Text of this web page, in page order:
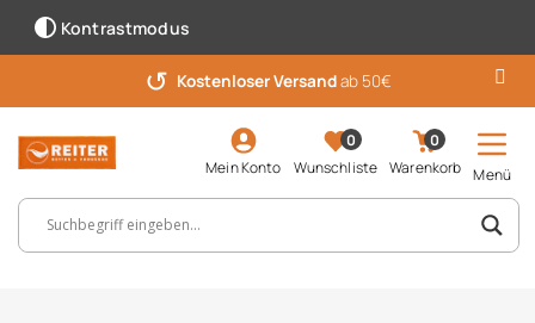
Kontrastmodus
7 Wochen Rückgabefür Vorteilskunden
Mein Konto
0
Wunschliste
0
Warenkorb
Menü
Suchbegriff, Artikelnummer ...